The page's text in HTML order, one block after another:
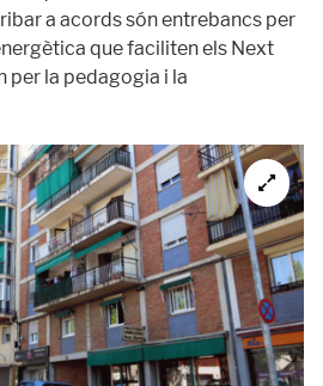
a acords són entrebancs per
que faciliten els Next
per la pedagogia i la